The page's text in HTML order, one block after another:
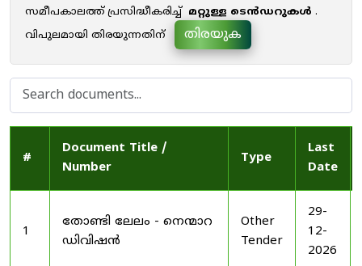
സമീപകാലത്ത് പ്രസിദ്ധീകരിച്ച് മറ്റുള്ള ടെൻഡറുകൾ .
വിപുലമായി തിരയുന്നതിന്
തിരയുക
#
Document Title /
Number
Type
Last
Date
1
തോണ്ടി ലേലം - നെന്മാറ
ഡിവിഷൻ
Other
Tender
29-
12-
2026